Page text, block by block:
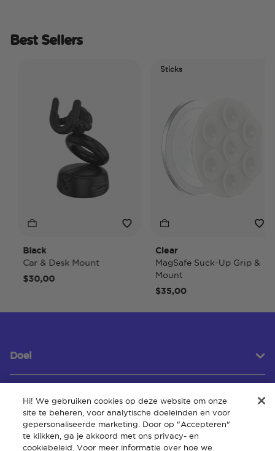
Best Sellers
Black
Car & Desk Mount
$30,00
Sticks
Clear
MagSafe Suck-Up Grip &
Mount
$35,00
Doel
Klantenservice
Hi! We gebruiken cookies op deze website om onze
site te beheren, voor analytische doeleinden en voor
gepersonaliseerde marketing. Door op "Accepteren"
te klikken, ga je akkoord met ons privacy- en
cookiebeleid. Voor meer informatie over hoe we